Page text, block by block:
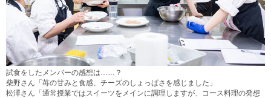
試食をしたメンバーの感想は……？
柴野さん「苺の甘みと食感、チーズのしょっぱさを感じました」
松澤さん「通常授業ではスイーツをメインに調理しますが、コース料理の発想